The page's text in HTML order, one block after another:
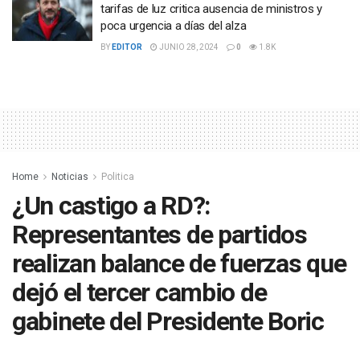
tarifas de luz critica ausencia de ministros y
poca urgencia a días del alza
BY EDITOR JUNIO 28, 2024 0 1.8K
Home Noticias Politica
¿Un castigo a RD?:
Representantes de partidos
realizan balance de fuerzas que
dejó el tercer cambio de
gabinete del Presidente Boric